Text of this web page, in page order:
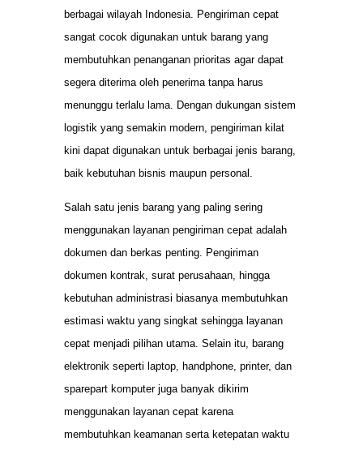
berbagai wilayah Indonesia. Pengiriman cepat
sangat cocok digunakan untuk barang yang
membutuhkan penanganan prioritas agar dapat
segera diterima oleh penerima tanpa harus
menunggu terlalu lama. Dengan dukungan sistem
logistik yang semakin modern, pengiriman kilat
kini dapat digunakan untuk berbagai jenis barang,
baik kebutuhan bisnis maupun personal.
Salah satu jenis barang yang paling sering
menggunakan layanan pengiriman cepat adalah
dokumen dan berkas penting. Pengiriman
dokumen kontrak, surat perusahaan, hingga
kebutuhan administrasi biasanya membutuhkan
estimasi waktu yang singkat sehingga layanan
cepat menjadi pilihan utama. Selain itu, barang
elektronik seperti laptop, handphone, printer, dan
sparepart komputer juga banyak dikirim
menggunakan layanan cepat karena
membutuhkan keamanan serta ketepatan waktu